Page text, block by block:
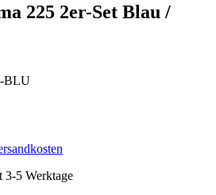
225 2er-Set Blau /
BLU
3-5 Werktage